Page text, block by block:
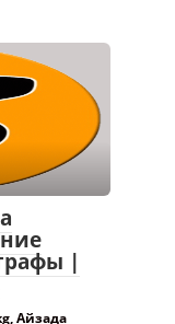
|
Айзада